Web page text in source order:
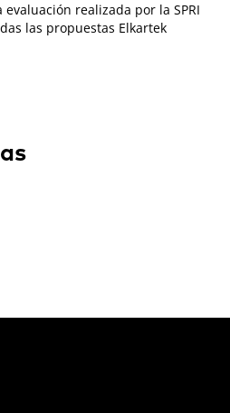
realizada por la SPRI
las propuestas Elkartek